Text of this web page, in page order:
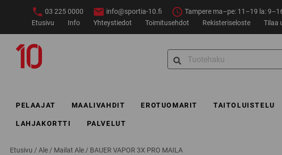
03 225 0000 info@sportia-10.fi
Tampere ma–pe: 11–19 la:
Etusivu
Info Yhteystiedot Toimitusehdot Rekisteriseloste Tilaa
Search
for:
PELAAJAT MAALIVAHDIT EROTUOMARIT TAITOLUISTELU
LAHJAKORTTI PALVELUT
Etusivu / Ale/ Mailat Ale/ BAUER VAPOR 3X PRO MAILA